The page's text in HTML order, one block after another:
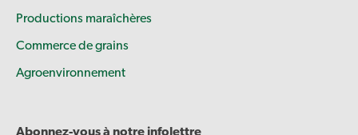
Productions maraîchères
Commerce de grains
Agroenvironnement